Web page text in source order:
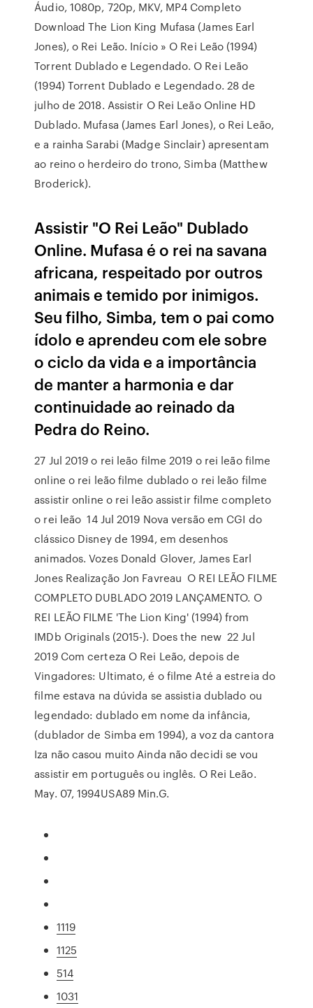
Áudio, 1080p, 720p, MKV, MP4 Completo
Download The Lion King Mufasa (James Earl
Jones), o Rei Leão. Início » O Rei Leão (1994)
Torrent Dublado e Legendado. O Rei Leão
(1994) Torrent Dublado e Legendado. 28 de
julho de 2018. Assistir O Rei Leão Online HD
Dublado. Mufasa (James Earl Jones), o Rei Leão,
e a rainha Sarabi (Madge Sinclair) apresentam
ao reino o herdeiro do trono, Simba (Matthew
Broderick).
Assistir "O Rei Leão" Dublado
Online. Mufasa é o rei na savana
africana, respeitado por outros
animais e temido por inimigos.
Seu filho, Simba, tem o pai como
ídolo e aprendeu com ele sobre
o ciclo da vida e a importância
de manter a harmonia e dar
continuidade ao reinado da
Pedra do Reino.
27 Jul 2019 o rei leão filme 2019 o rei leão filme
online o rei leão filme dublado o rei leão filme
assistir online o rei leão assistir filme completo
o rei leão 14 Jul 2019 Nova versão em CGI do
clássico Disney de 1994, em desenhos
animados. Vozes Donald Glover, James Earl
Jones Realização Jon Favreau O REI LEÃO FILME
COMPLETO DUBLADO 2019 LANÇAMENTO. O
REI LEÃO FILME 'The Lion King' (1994) from
IMDb Originals (2015-). Does the new 22 Jul
2019 Com certeza O Rei Leão, depois de
Vingadores: Ultimato, é o filme Até a estreia do
filme estava na dúvida se assistia dublado ou
legendado: dublado em nome da infância,
(dublador de Simba em 1994), a voz da cantora
Iza não casou muito Ainda não decidi se vou
assistir em português ou inglês. O Rei Leão.
May. 07, 1994USA89 Min.G.
1119
1125
514
1031